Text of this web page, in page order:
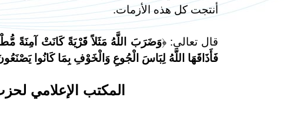
أنتجت كل هذه الأزمات.
قال تعالى: ﴿وَضَرَبَ اللَّهُ مَثَلاً قَرْيَةً كَانَتْ آمِنَةً
فَأَذَاقَهَا اللَّهُ لِبَاسَ الْجُوعِ وَالْخَوْفِ بِمَا كَانُوا
المكتب الإعلامي